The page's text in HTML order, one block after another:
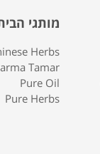
מותגי
Herbs
Tamar
Pure Oil
Pure Herbs